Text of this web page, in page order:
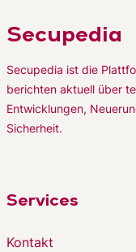
Secupedia
Secupedia ist die
berichten aktuell über
Entwicklungen,
Sicherheit.
Services
Kontakt